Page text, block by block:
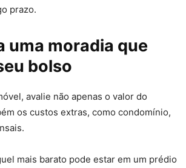
prazo.
uma moradia que
bolso
avalie não apenas o valor do
os custos extras, como condomínio,
mais barato pode estar em um prédio